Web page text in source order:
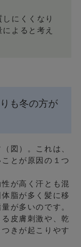
にくくなり
よると考え
も冬の方が
図）。これは、
とが原因の１つ
が高く汗とも混
脂が多く髪に移
が多いのです。
皮膚刺激や、乾
きが起こりやす